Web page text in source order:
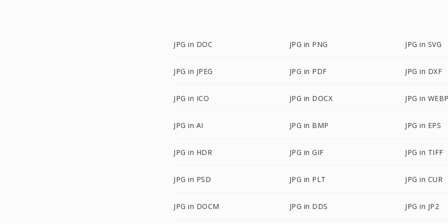
JPG in DOC JPG in PNG JPG in SVG
JPG in JPEG JPG in PDF JPG in DXF
JPG in ICO JPG in DOCX JPG in
JPG in AI JPG in BMP JPG in EPS
JPG in HDR JPG in GIF JPG in TIFF
JPG in PSD JPG in PLT JPG in CUR
JPG in DOCM JPG in DDS JPG in JP2